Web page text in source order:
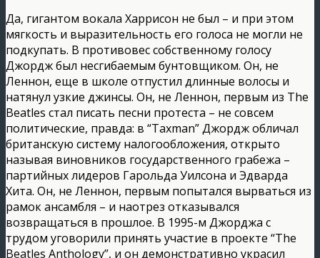
Да, гигантом вокала Харрисон не был – и при этом
мягкость и выразительность его голоса не могли не
подкупать. В противовес собственному голосу
Джордж был несгибаемым бунтовщиком. Он, не
Леннон, еще в школе отпустил длинные волосы и
натянул узкие джинсы. Он, не Леннон, первым из The
Beatles стал писать песни протеста – не совсем
политические, правда: в “Taxman” Джордж обличал
британскую систему налогообложения, открыто
называя виновников государственного грабежа –
партийных лидеров Гарольда Уилсона и Эдварда
Хита. Он, не Леннон, первым попытался вырваться из
рамок ансамбля – и наотрез отказывался
возвращаться в прошлое. В 1995-м Джорджа с
трудом уговорили принять участие в проекте “The
Beatles Anthology”, и он демонстративно украсил